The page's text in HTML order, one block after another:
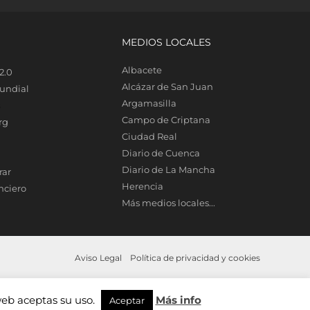
MEDIOS LOCALES
Albacete
Alcázar de San Juan
Argamasilla
Campo de Criptana
Ciudad Real
Diario de Cuenca
Diario de La Mancha
Herencia
Más medios locales...
Aviso Legal Política de privacidad y cookies
aceptas su uso. Aceptar Más info